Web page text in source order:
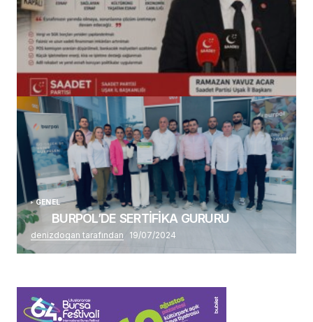
(başlıksız)
Alaattin Karahan tarafından 14/07/2026
GENEL
BURPOL’DE SERTİFİKA GURURU
denizdogan tarafından 19/07/2024